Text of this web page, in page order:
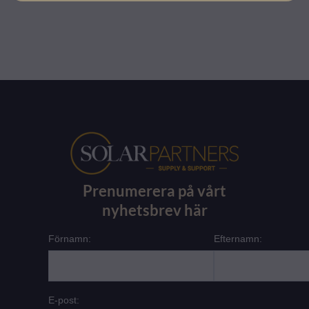
Prenumerera på vårt
nyhetsbrev här
Förnamn: Efternamn:
E-post: